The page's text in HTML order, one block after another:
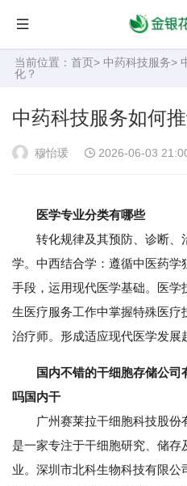
当前位置： 首页> 中药科技服务>
化？
中药科技服务如何
穆怡瑗 2026-06-03
医学专业分类有哪些
转化规律及其预防、诊断、
学。中西结合学：遵循中医药学
手段，运用现代医学基础。医学
生医疗服务工作中掌握特殊医疗
治疗师。形成适应现代医学发展
国内不错的干细胞存储公
吗国内干
广州赛莱拉干细胞科技股份
是一家专注于干细胞研究、储存
业。深圳市北科生物科技有限公